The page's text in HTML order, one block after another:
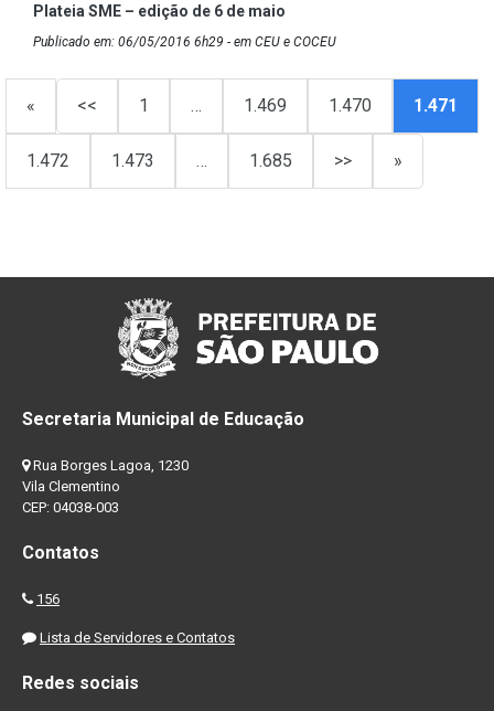
Plateia SME – edição de 6 de maio
Publicado em: 06/05/2016 6h29 - em CEU e COCEU
« << 1 … 1.469 1.470 1.471
1.472 1.473 … 1.685 >> »
Secretaria Municipal de Educação
Rua Borges Lagoa, 1230
Vila Clementino
CEP: 04038-003
Contatos
156
Lista de Servidores e Contatos
Redes sociais